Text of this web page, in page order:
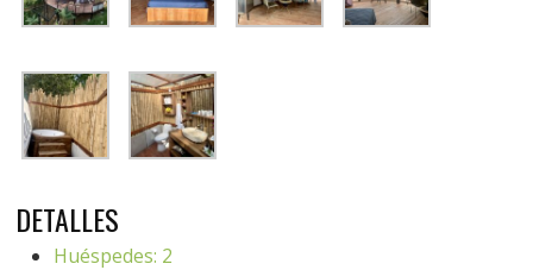
DETALLES
Huéspedes: 2